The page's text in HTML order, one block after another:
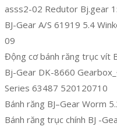
asss2-02 Redutor Bj.gear
BJ-Gear A/S 61919 5.4
09
Động cơ bánh răng trục vít
Bj-Gear DK-8660
Series 63487 520120710
Bánh răng BJ–Gear Worm
Bánh răng trục chính BJ -